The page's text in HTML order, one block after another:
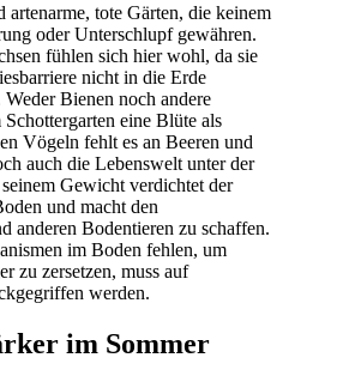
artenarme, tote Gärten, die keinem
oder Unterschlupf gewähren.
fühlen sich hier wohl, da sie
nicht in die Erde
Bienen noch andere
eine Blüte als
Vögeln fehlt es an Beeren und
auch die Lebenswelt unter der
Gewicht verdichtet der
und macht den
anderen Bodentieren zu schaffen.
im Boden fehlen, um
zu zersetzen, muss auf
werden.
im Sommer